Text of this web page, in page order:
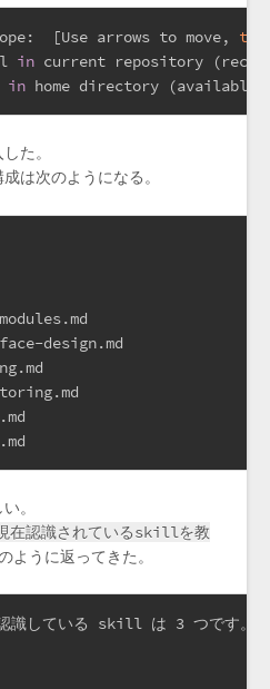
[Use arrows to move,
in current repository
in home directory (available
た。
は次のようになる。
design.md
。
在認識されているskillを教
ように返ってきた。
識している skill は 3 つです。